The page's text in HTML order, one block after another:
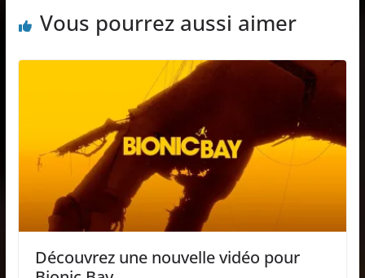
Vous pourrez aussi aimer
Découvrez une nouvelle vidéo pour